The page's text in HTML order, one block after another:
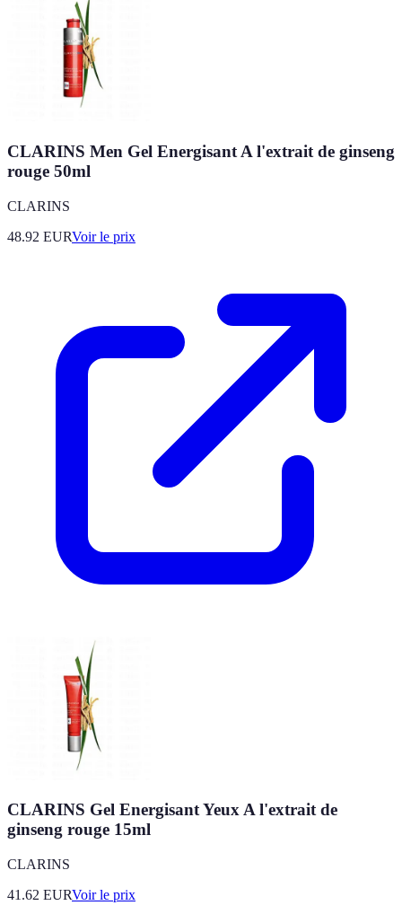
CLARINS Men Gel Energisant A l'extrait de ginseng
rouge 50ml
CLARINS
48.92 EURVoir le prix
CLARINS Gel Energisant Yeux A l'extrait de
ginseng rouge 15ml
CLARINS
41.62 EURVoir le prix